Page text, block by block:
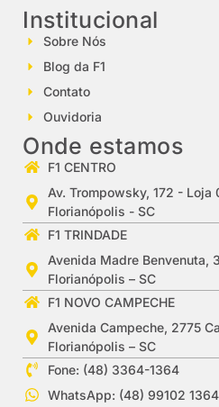
Institucional
Sobre Nós
Blog da F1
Contato
Ouvidoria
Onde estamos
F1 CENTRO
Av. Trompowsky, 172 - Loja
Florianópolis - SC
F1 TRINDADE
Avenida Madre Benvenuta,
Florianópolis – SC
F1 NOVO CAMPECHE
Avenida Campeche, 2775
Florianópolis – SC
Fone: (48) 3364-1364
WhatsApp: (48) 99102 1364